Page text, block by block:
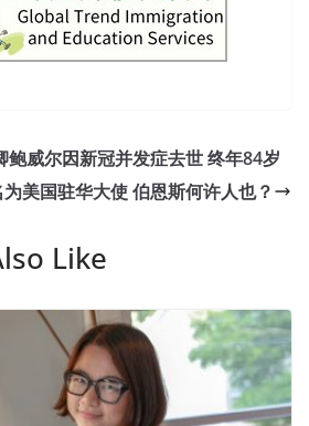
鲍威尔因新冠并发症去世 终年84岁
美国驻华大使 伯恩斯何许人也？
Like